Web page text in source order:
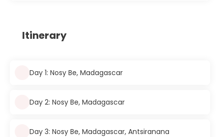
Itinerary
Day 1: Nosy Be, Madagascar
Day 2: Nosy Be, Madagascar
Day 3: Nosy Be, Madagascar, Antsiranana